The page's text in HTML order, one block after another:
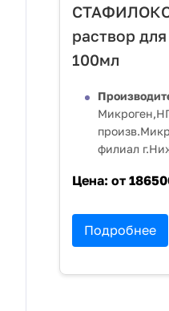
раствор
100мл
филиал
Цена: от
Подробнее